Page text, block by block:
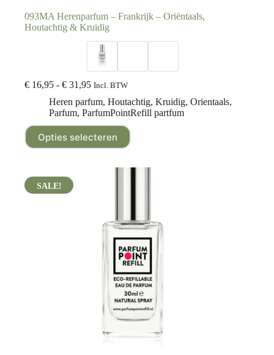
093MA Herenparfum – Frankrijk – Oriëntaals,
Houtachtig & Kruidig
€ 16,95 - € 31,95 Incl. BTW
Heren parfum, Houtachtig, Kruidig, Orientaals,
Parfum, ParfumPointRefill partfum
Opties selecteren